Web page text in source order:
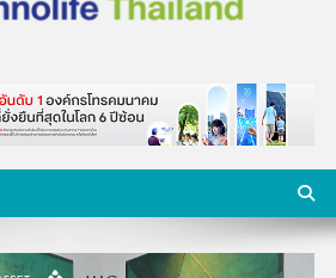
วามคิด ชีวิตกับ
วัตกรรม